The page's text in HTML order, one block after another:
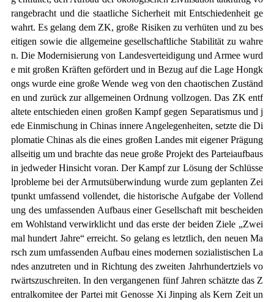
rangebracht und die staatliche Sicherheit mit Entschiedenheit ge
wahrt. Es gelang dem ZK, große Risiken zu verhüten und zu bes
eitigen sowie die allgemeine gesellschaftliche Stabilität zu wahre
n. Die Modernisierung von Landesverteidigung und Armee wurd
e mit großen Kräften gefördert und in Bezug auf die Lage Hongk
ongs wurde eine große Wende weg von den chaotischen Zuständ
en und zurück zur allgemeinen Ordnung vollzogen. Das ZK entf
altete entschieden einen großen Kampf gegen Separatismus und j
ede Einmischung in Chinas innere Angelegenheiten, setzte die Di
plomatie Chinas als die eines großen Landes mit eigener Prägung
allseitig um und brachte das neue große Projekt des Parteiaufbaus
in jedweder Hinsicht voran. Der Kampf zur Lösung der Schlüsse
lprobleme bei der Armutsüberwindung wurde zum geplanten Zei
tpunkt umfassend vollendet, die historische Aufgabe der Vollend
ung des umfassenden Aufbaus einer Gesellschaft mit bescheiden
em Wohlstand verwirklicht und das erste der beiden Ziele „Zwei
mal hundert Jahre“ erreicht. So gelang es letztlich, den neuen Ma
rsch zum umfassenden Aufbau eines modernen sozialistischen La
ndes anzutreten und in Richtung des zweiten Jahrhundertziels vo
rwärtszuschreiten. In den vergangenen fünf Jahren schätzte das Z
entralkomitee der Partei mit Genosse Xi Jinping als Kern Zeit un